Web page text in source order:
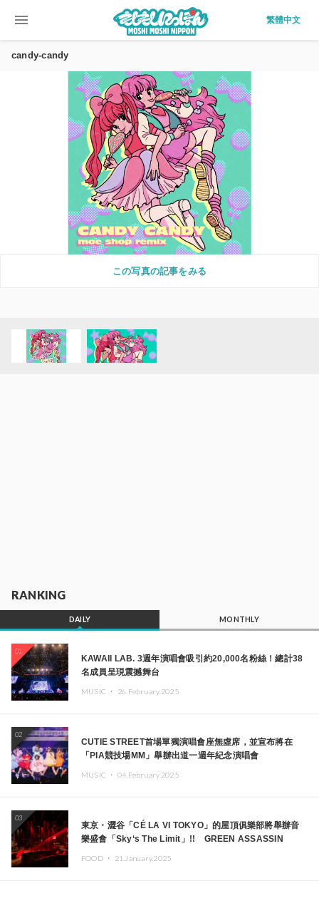
menu 繁體中文
candy-candy
この写真の記事をみる
RANKING
DAILY MONTHLY
01
KAWAII LAB. 3週年演唱會吸引約20,000名粉絲！總計38
名成員呈現震撼舞台
MUSIC ・ 26.February.2025
02
CUTIE STREET首場單獨演唱會座無虛席，並宣布將在
「PIA競技場MM」舉辦出道一週年紀念演唱會
MUSIC ・ 04.February.2025
03
東京・澀谷「CÉ LA VI TOKYO」的屋頂俱樂部將舉辦音
樂盛會「Sky‘s The Limit」!! GREEN ASSASSIN
本頂尖DJ及創作者齊聚一堂
FOOD ・ 21.January.2025